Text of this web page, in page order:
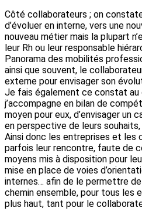
Côté collaborateurs ; on
d’évoluer en interne, vers une
nouveau métier mais la plupart
leur Rh ou leur responsable
Panorama des mobilités
ainsi que souvent, le
externe pour envisager son
Je fais également ce constat
j’accompagne en bilan de
moyen pour eux, d’envisager un
en perspective de leurs souhaits,
Ainsi donc les entreprises et les
parfois leur rencontre, faute de
moyens mis à disposition pour
mise en place de voies
internes… afin de le permettre
chemin ensemble, pour tous les
plus haut, tant pour le